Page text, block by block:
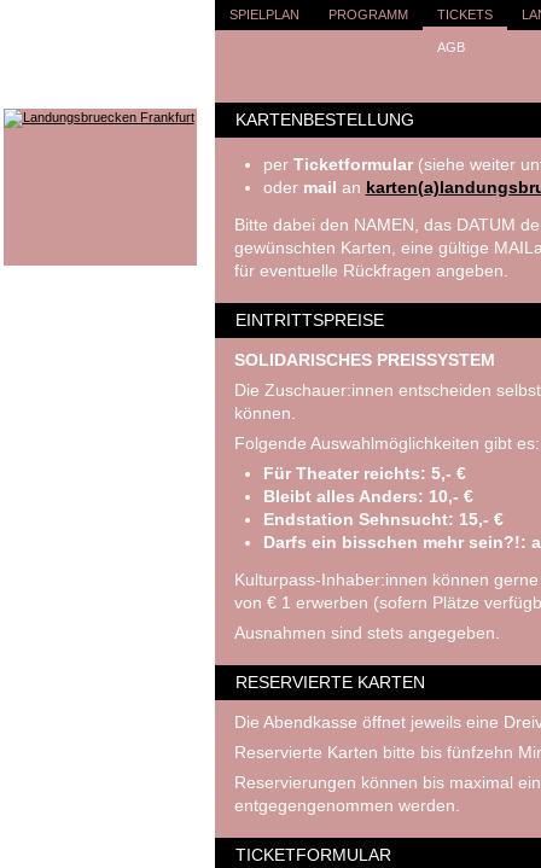
SPIELPLAN PROGRAMM TICKETS
AGB
KARTENBESTELLUNG
per Ticketformular(siehe weiter
oder mail an
Bitte dabei den NAMEN, das DATUM
gewünschten Karten, eine gültige
für eventuelle Rückfragen angeben.
EINTRITTSPREISE
SOLIDARISCHES PREISSYSTEM
Die Zuschauer:innen entscheiden
können.
Folgende Auswahlmöglichkeiten gibt es:
Für Theater reichts: 5,- €
Bleibt alles Anders: 10,- €
Endstation Sehnsucht: 15,- €
Darfs ein bisschen mehr sein?!:
Kulturpass-Inhaber:innen können
von € 1 erwerben (sofern Plätze
Ausnahmen sind stets angegeben.
RESERVIERTE KARTEN
Die Abendkasse öffnet jeweils eine
Reservierte Karten bitte bis fünfzehn
Reservierungen können bis maximal
entgegengenommen werden.
TICKETFORMULAR